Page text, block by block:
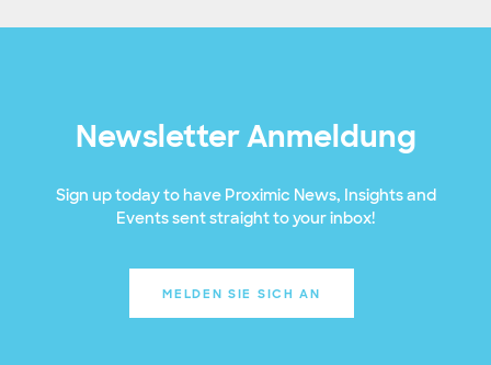
Newsletter Anmeldung
Sign up today to have Proximic News, Insights and
Events sent straight to your inbox!
MELDEN SIE SICH AN